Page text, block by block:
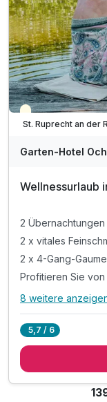
inkl. Badetasche
*Bitte
Teilweise
St. Ruprecht an der
Garten-Hotel
Wellnessurlaub
2 Übernachtungen
2 x vitales
2 x 4-Gang-
Profitieren Sie
Alle
2 x vitales
Profitieren Sie
8 weitere
5,7 / 6